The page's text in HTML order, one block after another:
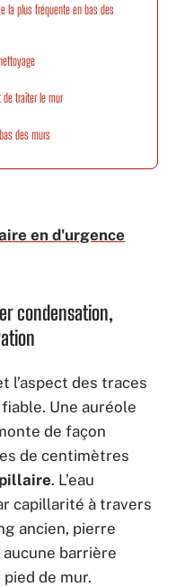
la plus fréquente en bas des
de traiter le mur
des murs
en d'urgence
condensation,
l’aspect des traces
Une auréole
de façon
de centimètres
. L’eau
capillarité à travers
ancien, pierre
barrière
pied de mur.